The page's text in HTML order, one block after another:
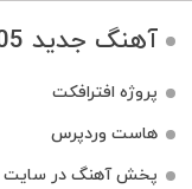
آهنگ جدید 1405
پروژه افترافکت
هاست وردپرس
پخش آهنگ در سایت